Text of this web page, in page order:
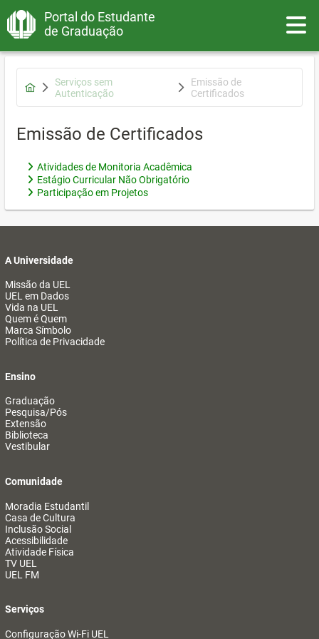
Portal do Estudante
de Graduação
Serviços sem
Autenticação
Emissão de
Certificados
Emissão de Certificados
Atividades de Monitoria Acadêmica
Estágio Curricular Não Obrigatório
Participação em Projetos
A Universidade
Missão da UEL
UEL em Dados
Vida na UEL
Quem é Quem
Marca Símbolo
Política de Privacidade
Ensino
Graduação
Pesquisa/Pós
Extensão
Biblioteca
Vestibular
Comunidade
Moradia Estudantil
Casa de Cultura
Inclusão Social
Acessibilidade
Atividade Física
TV UEL
UEL FM
Serviços
Configuração Wi-Fi UEL